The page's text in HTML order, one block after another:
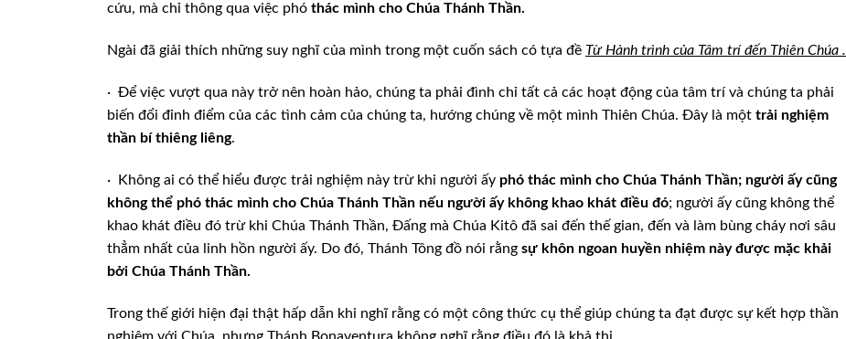
cứu, mà chỉ thông qua việc phó thác mình cho Chúa Thánh Thần.
Ngài đã giải thích những suy nghĩ của mình trong một cuốn sách có tựa đề Từ Hành trình của Tâm trí đến Thiên Chúa .
· Để việc vượt qua này trở nên hoàn hảo, chúng ta phải đình chỉ tất cả các hoạt động của tâm trí và chúng ta phải
biến đổi đỉnh điểm của các tình cảm của chúng ta, hướng chúng về một mình Thiên Chúa. Đây là một trải nghiệm
thần bí thiêng liêng.
· Không ai có thể hiểu được trải nghiệm này trừ khi người ấy phó thác mình cho Chúa Thánh Thần; người ấy cũng
không thể phó thác mình cho Chúa Thánh Thần nếu người ấy không khao khát điều đó; người ấy cũng không thể
khao khát điều đó trừ khi Chúa Thánh Thần, Đấng mà Chúa Kitô đã sai đến thế gian, đến và làm bùng cháy nơi sâu
thẳm nhất của linh hồn người ấy. Do đó, Thánh Tông đồ nói rằng sự khôn ngoan huyền nhiệm này được mặc khải
bởi Chúa Thánh Thần.
Trong thế giới hiện đại thật hấp dẫn khi nghĩ rằng có một công thức cụ thể giúp chúng ta đạt được sự kết hợp thần
nghiệm với Chúa, nhưng Thánh Bonaventura không nghĩ rằng điều đó là khả thi.